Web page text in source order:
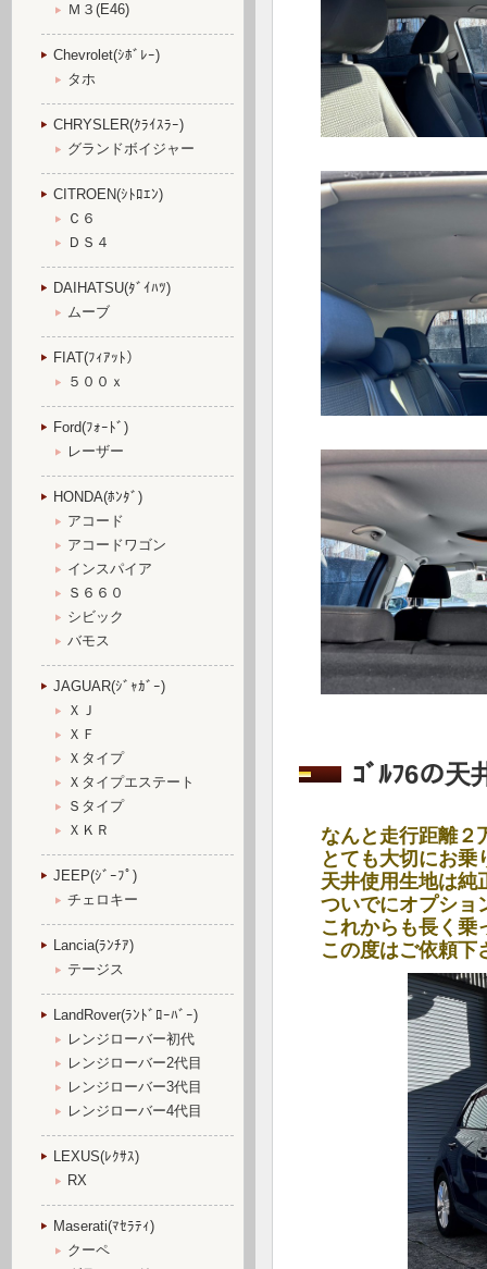
ｺﾞﾙﾌ6の天
なんと走行距離２
とても大切にお乗
天井使用生地は純
ついでにオプショ
これからも長く乗
この度はご依頼下
Ｍ３(E46)
Chevrolet(ｼﾎﾞﾚｰ)
タホ
CHRYSLER(ｸﾗｲｽﾗｰ)
グランドボイジャー
CITROEN(ｼﾄﾛｴﾝ)
Ｃ６
ＤＳ４
DAIHATSU(ﾀﾞｲﾊﾂ)
ムーブ
FIAT(ﾌｨｱｯﾄ）
５００ｘ
Ford(ﾌｫｰﾄﾞ)
レーザー
HONDA(ﾎﾝﾀﾞ)
アコード
アコードワゴン
インスパイア
Ｓ６６０
シビック
バモス
JAGUAR(ｼﾞｬｶﾞｰ)
ＸＪ
ＸＦ
Ｘタイプ
Ｘタイプエステート
Ｓタイプ
ＸＫＲ
JEEP(ｼﾞｰﾌﾟ)
チェロキー
Lancia(ﾗﾝﾁｱ)
テージス
LandRover(ﾗﾝﾄﾞﾛｰﾊﾞｰ)
レンジローバー初代
レンジローバー2代目
レンジローバー3代目
レンジローバー4代目
LEXUS(ﾚｸｻｽ)
RX
Maserati(ﾏｾﾗﾃｨ)
クーペ